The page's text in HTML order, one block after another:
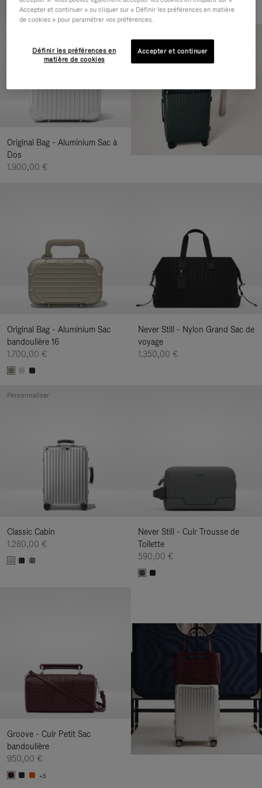
Original Bag - Aluminium Sac à
Dos
1.900,00 €
Original Bag - Aluminium Sac
bandoulière 16
1.700,00 €
Never Still - Nylon Grand Sac de
voyage
1.350,00 €
Classic Cabin
1.280,00 €
Personnaliser
Never Still - Cuir Trousse de
Toilette
590,00 €
Groove - Cuir Petit Sac
bandoulière
950,00 €
+5
Accepter et continuer » ou cliquer sur « Définir les préférences en matière
de cookies » pour paramétrer vos préférences.
Définir les préférences en
matière de cookies
Accepter et continuer